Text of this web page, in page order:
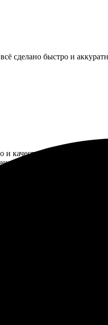
сделано быстро и
и качественно. Процесс
нескольких дней.
Сайт интуитивно
Успел сделать